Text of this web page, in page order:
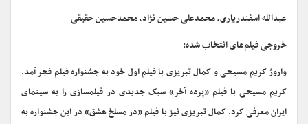
عبدالله اسفندریاری، محمدعلی حسین نژاد، محمدحسین حقیقی
خروجی فیلم‌های انتخاب شده:
واروژ کریم مسیحی و کمال تبریزی با فیلم اول خود به جشنواره فیلم فجر آمد.
کریم مسیحی با فیلم «پرده آخر» سبک جدیدی در فیلمسازی را به سینمای
ایران معرفی کرد. کمال تبریزی نیز با فیلم «در مسلخ عشق» در این جشنواره به